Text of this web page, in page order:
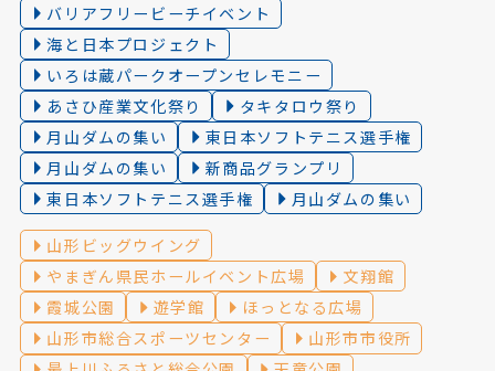
バリアフリービーチイベント
海と日本プロジェクト
いろは蔵パークオープンセレモニー
あさひ産業文化祭り
タキタロウ祭り
月山ダムの集い
東日本ソフトテニス選手権
月山ダムの集い
新商品グランプリ
東日本ソフトテニス選手権
月山ダムの集い
山形ビッグウイング
やまぎん県民ホールイベント広場
文翔館
霞城公園
遊学館
ほっとなる広場
山形市総合スポーツセンター
山形市市役所